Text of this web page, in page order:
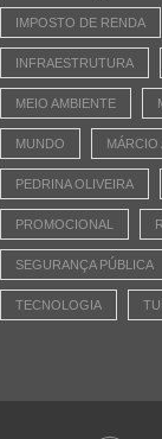
IMPOSTO DE RENDA
INFRAESTRUTURA
MEIO AMBIENTE
MUNDO MÁRCIO
PEDRINA OLIVEIRA
PROMOCIONAL
SEGURANÇA PÚBLICA
TECNOLOGIA